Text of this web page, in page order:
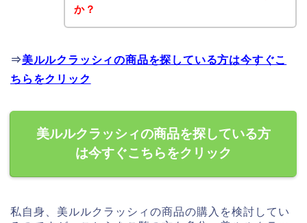
か？
⇒美ルルクラッシィの商品を探している方は今すぐこ
ちらをクリック
美ルルクラッシィの商品を探している方
は今すぐこちらをクリック
私自身、美ルルクラッシィの商品の購入を検討してい